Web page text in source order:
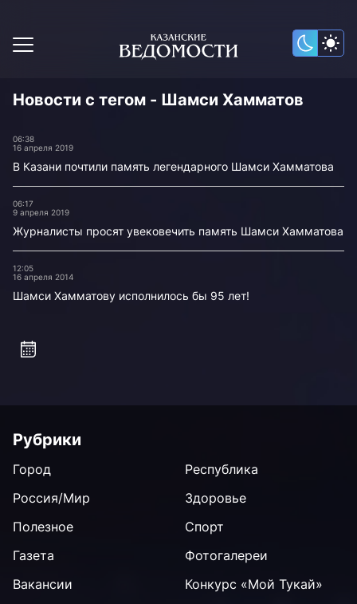
Новости с тегом - Шамси Хамматов
06:38
16 апреля 2019
В Казани почтили память легендарного Шамси Хамматова
06:17
9 апреля 2019
Журналисты просят увековечить память Шамси Хамматова
12:05
16 апреля 2014
Шамси Хамматову исполнилось бы 95 лет!
Рубрики
Город
Республика
Россия/Мир
Здоровье
Полезное
Спорт
Газета
Фотогалереи
Вакансии
Конкурс «Мой Тукай»